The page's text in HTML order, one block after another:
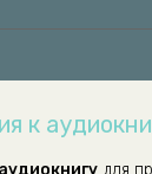
к
аудиокнигу для